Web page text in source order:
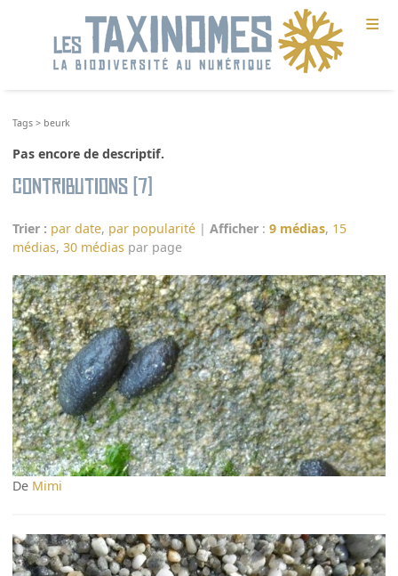
≡
Tags > beurk
Pas encore de descriptif.
Contributions (7)
Trier : par date, par popularité |Afficher :9 médias, 15
médias,30 médias par page
De Mimi